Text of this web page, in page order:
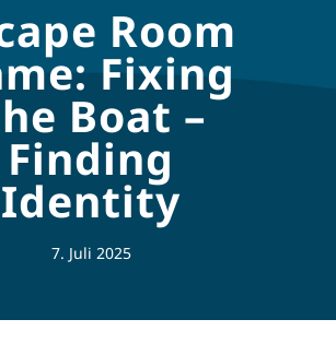
Room
Fixing
Boat –
Finding
Identity
7. Juli 2025